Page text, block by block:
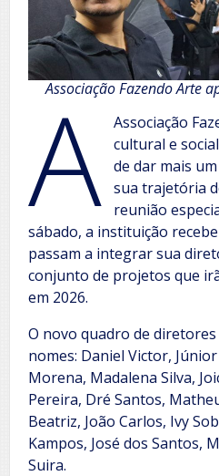
Associação Fazendo Arte
A
Associação
cultural e
de dar mais
sua trajetória
reunião
sábado, a instituição
passam a integrar sua
conjunto de projetos que
em 2026.
O novo quadro de
nomes: Daniel Victor,
Morena, Madalena Silva,
Pereira, Dré Santos,
Beatriz, João Carlos, Ivy
Kampos, José dos Santos,
Suira.